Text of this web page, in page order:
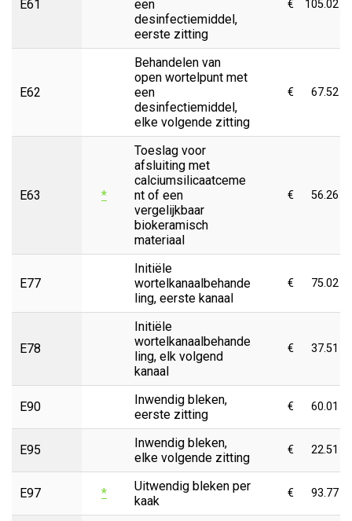
E61
een
desinfectiemiddel,
eerste zitting
€ 105.02
E62
Behandelen van
open wortelpunt met
een
desinfectiemiddel,
elke volgende zitting
€ 67.52
E63 *
Toeslag voor
afsluiting met
calciumsilicaatceme
nt of een
vergelijkbaar
biokeramisch
materiaal
€ 56.26
E77
Initiële
wortelkanaalbehande
ling, eerste kanaal
€ 75.02
E78
Initiële
wortelkanaalbehande
ling, elk volgend
kanaal
€ 37.51
E90
Inwendig bleken,
eerste zitting
€ 60.01
E95
Inwendig bleken,
elke volgende zitting
€ 22.51
E97 *
Uitwendig bleken per
kaak
€ 93.77